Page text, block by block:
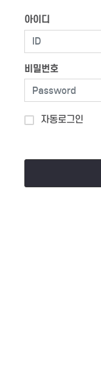
아이디
비밀번호
자동로그인